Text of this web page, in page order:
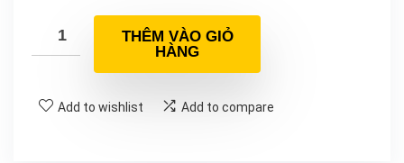
THÊM VÀO GIỎ
HÀNG
Add to wishlist Add to compare